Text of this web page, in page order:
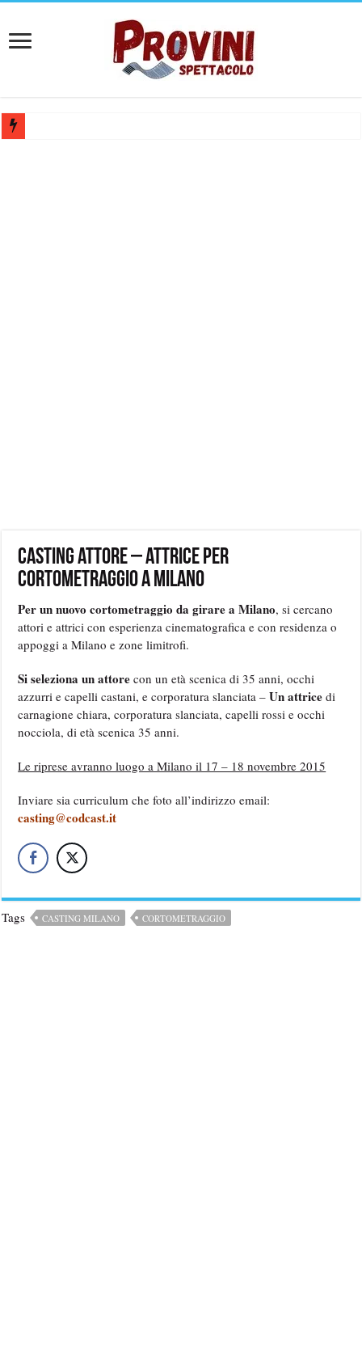
Casting attore – attrice per
cortometraggio a Milano
Per un nuovo cortometraggio da girare a Milano, si cercano
attori e attrici con esperienza cinematografica e con residenza o
appoggi a Milano e zone limitrofi.
Si seleziona un attore con un età scenica di 35 anni, occhi
azzurri e capelli castani, e corporatura slanciata –Un attrice di
carnagione chiara, corporatura slanciata, capelli rossi e occhi
nocciola, di età scenica 35 anni.
Le riprese avranno luogo a Milano il 17 – 18 novembre 2015
Inviare sia curriculum che foto all’indirizzo email:
casting@codcast.it
Tags CASTING MILANO CORTOMETRAGGIO